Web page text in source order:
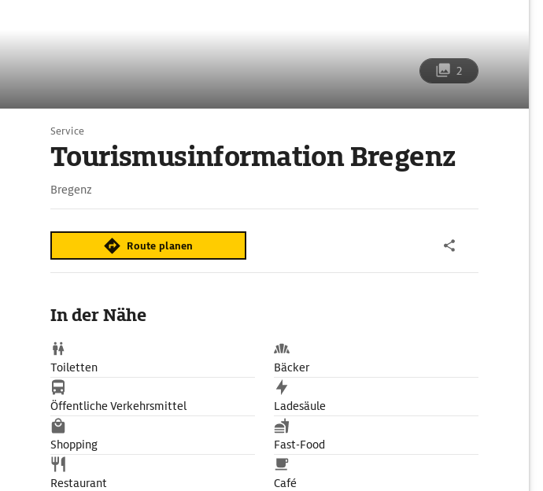
2
Service
Tourismusinformation Bregenz
Bregenz
Route planen
In der Nähe
Toiletten Bäcker
Öffentliche Verkehrsmittel Ladesäule
Shopping Fast-Food
Restaurant Café